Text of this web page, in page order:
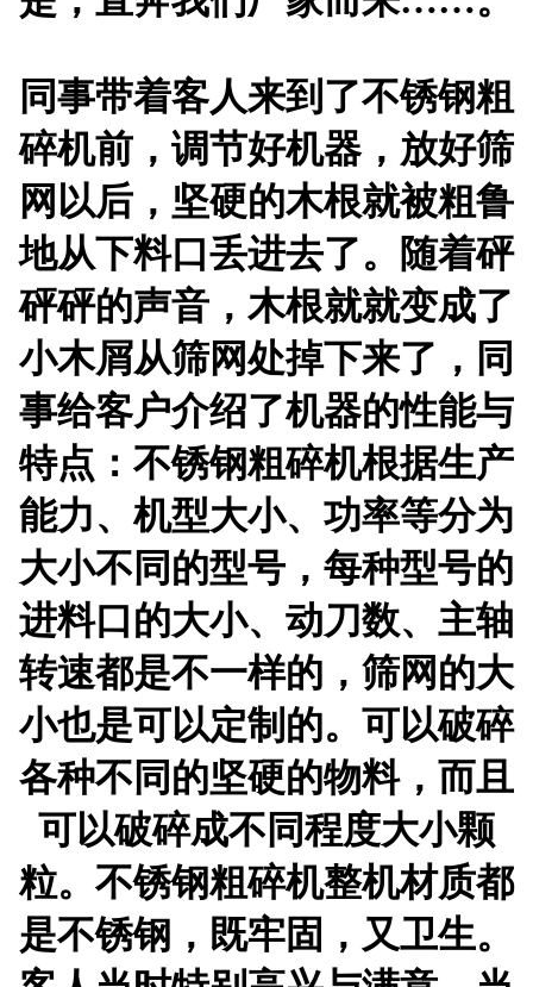
同事带着客人来到了不锈钢粗
碎机前，调节好机器，放好筛
网以后，坚硬的木根就被粗鲁
地从下料口丢进去了。随着砰
砰砰的声音，木根就就变成了
小木屑从筛网处掉下来了，同
事给客户介绍了机器的性能与
特点：不锈钢粗碎机根据生产
能力、机型大小、功率等分为
大小不同的型号，每种型号的
进料口的大小、动刀数、主轴
转速都是不一样的，筛网的大
小也是可以定制的。可以破碎
各种不同的坚硬的物料，而且
可以破碎成不同程度大小颗
粒。不锈钢粗碎机整机材质都
是不锈钢，既牢固，又卫生。